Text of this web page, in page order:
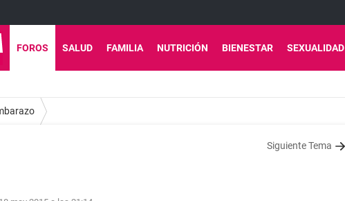
FOROS SALUD FAMILIA NUTRICIÓN BIENESTAR SEXUALIDAD
Siguiente Tema